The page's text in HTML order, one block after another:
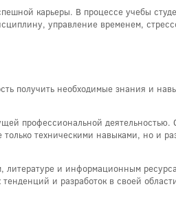
карьеры. В процессе учебы
управление временем,
получить необходимые знания и
профессиональной
техническими навыками, но и
литературе и информационным
и разработок в своей